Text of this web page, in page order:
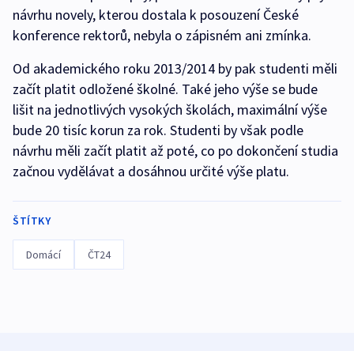
návrhu novely, kterou dostala k posouzení České
konference rektorů, nebyla o zápisném ani zmínka.
Od akademického roku 2013/2014 by pak studenti měli
začít platit odložené školné. Také jeho výše se bude
lišit na jednotlivých vysokých školách, maximální výše
bude 20 tisíc korun za rok. Studenti by však podle
návrhu měli začít platit až poté, co po dokončení studia
začnou vydělávat a dosáhnou určité výše platu.
ŠTÍTKY
Domácí ČT24